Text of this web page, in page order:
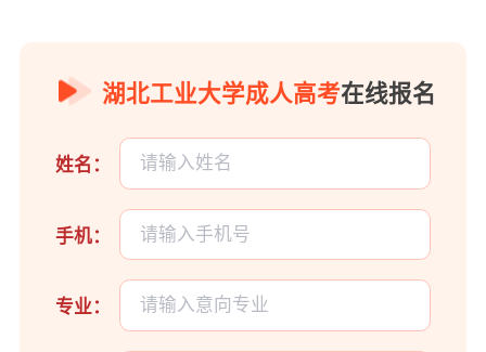
湖北工业大学成人高考在线报名
姓名：
手机：
专业：